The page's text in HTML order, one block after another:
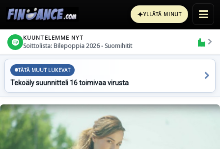
✦YLLÄTÄ MINUT
KUUNTELEMME NYT
Soittolista: Bilepoppia 2026 - Suomihitit
TÄTÄ MUUT LUKEVAT
Tekoäly suunnitteli 16 toimivaa virusta